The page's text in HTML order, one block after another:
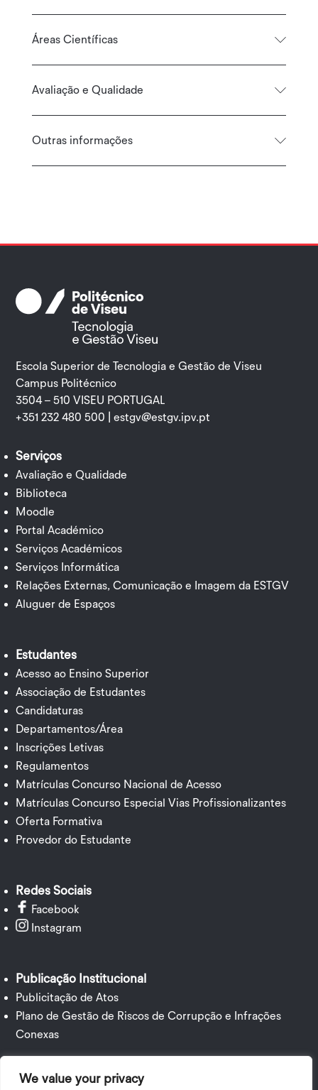
We value your privacy
Áreas Científicas
Avaliação e Qualidade
Outras informações
Escola Superior de Tecnologia e Gestão de Viseu
Campus Politécnico
3504 – 510 VISEU PORTUGAL
+351 232 480 500 |estgv@estgv.ipv.pt
Serviços
Avaliação e Qualidade
Biblioteca
Moodle
Portal Académico
Serviços Académicos
Serviços Informática
Relações Externas, Comunicação e Imagem da ESTGV
Aluguer de Espaços
Estudantes
Acesso ao Ensino Superior
Associação de Estudantes
Candidaturas
Departamentos/Área
Inscrições Letivas
Regulamentos
Matrículas Concurso Nacional de Acesso
Matrículas Concurso Especial Vias Profissionalizantes
Oferta Formativa
Provedor do Estudante
Redes Sociais
Facebook
Instagram
Publicação Institucional
Publicitação de Atos
Plano de Gestão de Riscos de Corrupção e Infrações
Conexas